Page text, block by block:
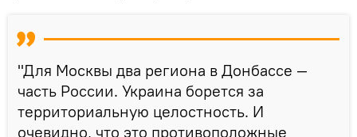
"Для Москвы два региона в Донбассе —
часть России. Украина борется за
территориальную целостность. И
очевидно, что это противоположные